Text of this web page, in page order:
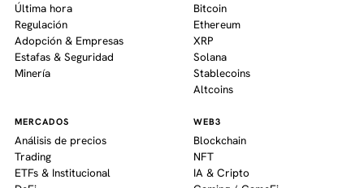
Última hora
Regulación
Adopción & Empresas
Estafas & Seguridad
Minería
Bitcoin
Ethereum
XRP
Solana
Stablecoins
Altcoins
MERCADOS
Análisis de precios
Trading
ETFs & Institucional
WEB3
Blockchain
NFT
IA & Cripto